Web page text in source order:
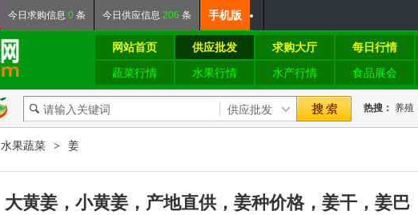
今日 求购信息 0 条 今日 供应信息 206 条 手机版
网站首页 供应批发 求购大厅 每日行情
蔬菜行情
水果行情 水产行情 食品展会
热搜： 养殖
水果蔬菜 > 姜
大黄姜，小黄姜，产地直供，姜种价格，姜干，姜巴